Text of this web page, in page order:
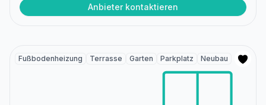
Anbieter kontaktieren
Fußbodenheizung Terrasse Garten Parkplatz Neubau